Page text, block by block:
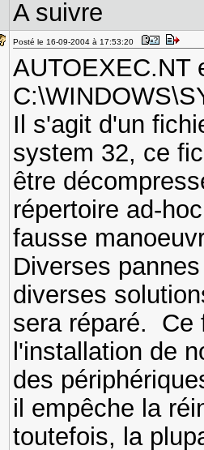
A suivre
Posté le 16-09-2004 à 17:53:20
AUTOEXEC.NT
Il s'agit d'un
system 32, ce
être
répertoire ad-
fausse
Diverses
diverses
sera réparé. Ce
l'installation de
des
il empêche la
toutefois, la